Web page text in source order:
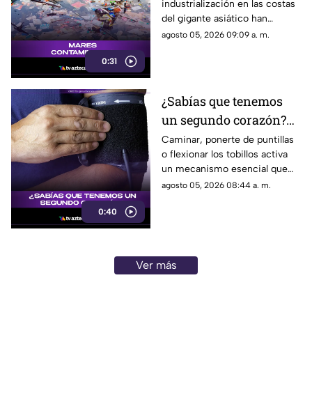
0:31
costeras asiáticas
industrialización en las costas
del gigante asiático han
colapsado sus ecosistemas
agosto 05, 2026 09:09 a. m.
0:40
¿Sabías que tenemos
un segundo corazón?
Descubre el rol vital de
tus pantorrillas
Caminar, ponerte de puntillas
o flexionar los tobillos activa
un mecanismo esencial que
reduce la carga de trabajo en
agosto 05, 2026 08:44 a. m.
Ver más